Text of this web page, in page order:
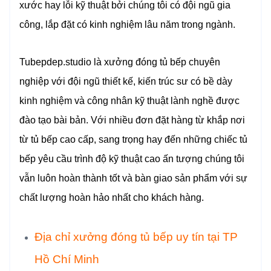
xước hay lỗi kỹ thuật bởi chúng tôi có đội ngũ gia
công, lắp đặt có kinh nghiệm lâu năm trong ngành.
Tubepdep.studio là xưởng đóng tủ bếp chuyên
nghiệp với đội ngũ thiết kế, kiến trúc sư có bề dày
kinh nghiệm và công nhân kỹ thuật lành nghề được
đào tạo bài bản. Với nhiều đơn đặt hàng từ khắp nơi
từ tủ bếp cao cấp, sang trọng hay đến những chiếc tủ
bếp yêu cầu trình độ kỹ thuật cao ấn tượng chúng tôi
vẫn luôn hoàn thành tốt và bàn giao sản phẩm với sự
chất lượng hoàn hảo nhất cho khách hàng.
Địa chỉ xưởng đóng tủ bếp uy tín tại TP
Hồ Chí Minh